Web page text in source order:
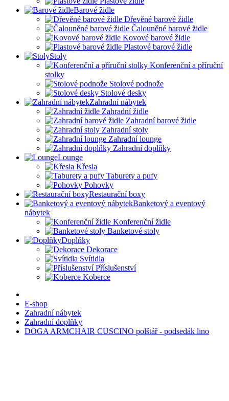
Barové židle
Dřevěné barové židle
Čalouněné barové židle
Kovové barové židle
Plastové barové židle
Stoly
Konferenční a příruční
stolky
Stolové podnože
Stolové desky
Zahradní nábytek
Zahradní židle
Zahradní barové židle
Zahradní stoly
Zahradní lounge
Zahradní doplňky
Lounge
Křesla
Taburety a pufy
Pohovky
Restaurační boxy
Banketový a eventový
nábytek
Konferenční židle
Banketové stoly
Doplňky
Dekorace
Svítidla
Příslušenství
Koberce
E-shop
Zahradní nábytek
Zahradní doplňky
DOGA ARMCHAIR CUSCINO polštář - podsedák lino